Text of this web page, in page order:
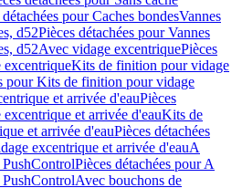
détachées pour Caches bondesVannes
d52Pièces détachées pour Vannes
d52Avec vidage excentriquePièces
excentriqueKits de finition pour vidage
pour Kits de finition pour vidage
et arrivée d'eauPièces
et arrivée d'eauKits de
et arrivée d'eauPièces détachées
excentrique et arrivée d'eauA
Pièces détachées pour A
Avec bouchons de